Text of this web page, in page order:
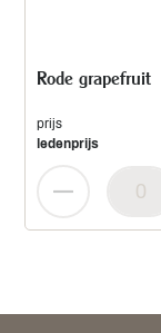
Rode grapefruit
prijs
ledenprijs